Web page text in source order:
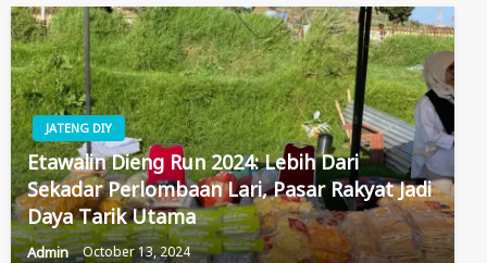
JATENG DIY
Etawalin Dieng Run 2024: Lebih Dari
Sekadar Perlombaan Lari, Pasar Rakyat Jadi
Daya Tarik Utama
Admin October 13, 2024